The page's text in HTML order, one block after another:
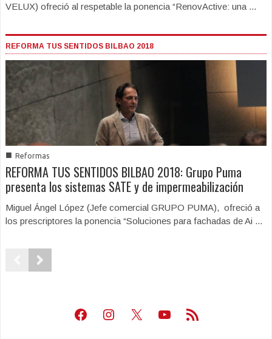
VELUX) ofreció al respetable la ponencia “RenovActive: una ...
REFORMA TUS SENTIDOS BILBAO 2018
■ Reformas
REFORMA TUS SENTIDOS BILBAO 2018: Grupo Puma
presenta los sistemas SATE y de impermeabilización
Miguel Ángel López (Jefe comercial GRUPO PUMA), ofreció a
los prescriptores la ponencia “Soluciones para fachadas de Ai ...
Facebook
Instagram
X Youtube
Feed RSS